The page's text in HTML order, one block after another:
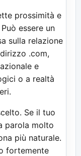
prossimità e
essere un
sulla relazione
.com,
e
o a realtà
Se il tuo
parola molto
più naturale.
fortemente